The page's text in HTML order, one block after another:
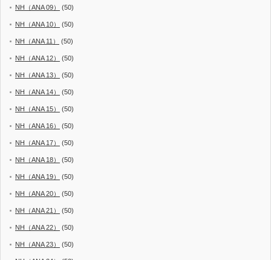
NH（ANA 09） (50)
NH（ANA 10） (50)
NH（ANA 11） (50)
NH（ANA 12） (50)
NH（ANA 13） (50)
NH（ANA 14） (50)
NH（ANA 15） (50)
NH（ANA 16） (50)
NH（ANA 17） (50)
NH（ANA 18） (50)
NH（ANA 19） (50)
NH（ANA 20） (50)
NH（ANA 21） (50)
NH（ANA 22） (50)
NH（ANA 23） (50)